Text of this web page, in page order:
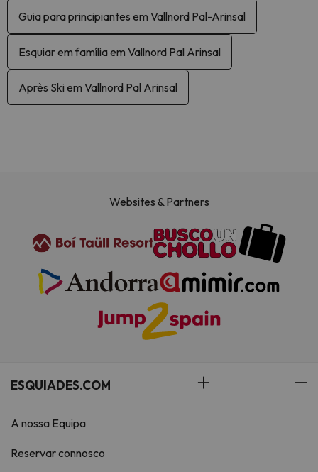
Guia para principiantes em Vallnord Pal-Arinsal
Esquiar em família em Vallnord Pal Arinsal
Après Ski em Vallnord Pal Arinsal
Websites & Partners
ESQUIADES.COM
A nossa Equipa
Reservar connosco